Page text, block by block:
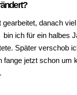
danach
ich für ein halbes
Später verschob
fange jetzt schon um